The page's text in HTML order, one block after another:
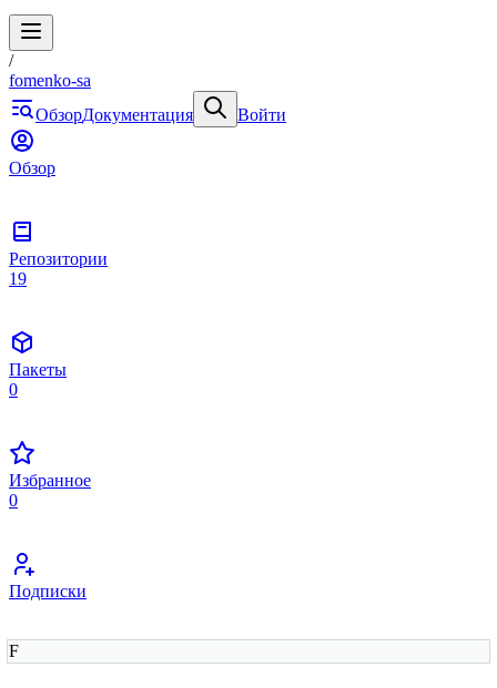
/
fomenko-sa
ОбзорДокументация Войти
Обзор
Репозитории
19
Пакеты
0
Избранное
0
Подписки
F